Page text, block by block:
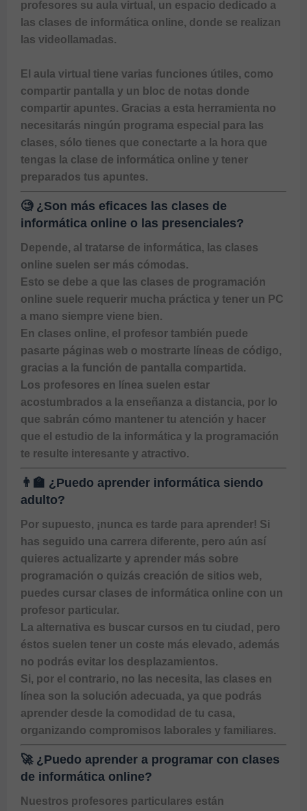
profesores su aula virtual, un espacio dedicado a
las clases de informática online, donde se realizan
las videollamadas.
El aula virtual tiene varias funciones útiles, como
compartir pantalla y un bloc de notas donde
compartir apuntes. Gracias a esta herramienta no
necesitarás ningún programa especial para las
clases, sólo tienes que conectarte a la hora que
tengas la clase de informática online y tener
preparados tus apuntes.
🧐 ¿Son más eficaces las clases de
informática online o las presenciales?
Depende, al tratarse de informática, las clases
online suelen ser más cómodas.
Esto se debe a que las clases de programación
online suele requerir mucha práctica y tener un PC
a mano siempre viene bien.
En clases online, el profesor también puede
pasarte páginas web o mostrarte líneas de código,
gracias a la función de pantalla compartida.
Los profesores en línea suelen estar
acostumbrados a la enseñanza a distancia, por lo
que sabrán cómo mantener tu atención y hacer
que el estudio de la informática y la programación
te resulte interesante y atractivo.
👨‍🏫 ¿Puedo aprender informática siendo
adulto?
Por supuesto, ¡nunca es tarde para aprender! Si
has seguido una carrera diferente, pero aún así
quieres actualizarte y aprender más sobre
programación o quizás creación de sitios web,
puedes cursar clases de informática online con un
profesor particular.
La alternativa es buscar cursos en tu ciudad, pero
éstos suelen tener un coste más elevado, además
no podrás evitar los desplazamientos.
Si, por el contrario, no las necesita, las clases en
línea son la solución adecuada, ya que podrás
aprender desde la comodidad de tu casa,
organizando compromisos laborales y familiares.
🚀 ¿Puedo aprender a programar con clases
de informática online?
Nuestros profesores particulares están